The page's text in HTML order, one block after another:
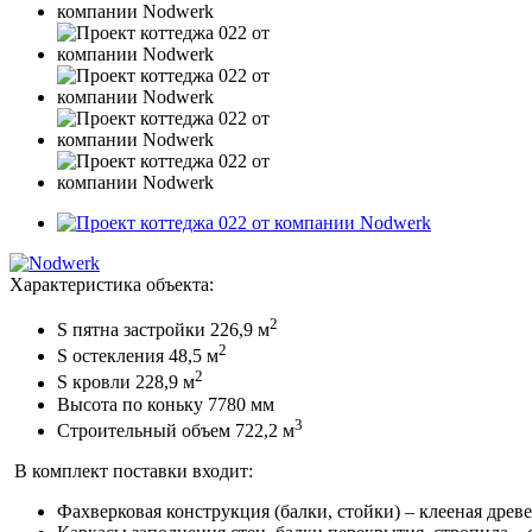
Характеристика объекта:
S пятна застройки 226,9 м2
S остекления 48,5 м2
S кровли 228,9 м2
Высота по коньку 7780 мм
Строительный объем 722,2 м3
В комплект поставки входит:
Фахверковая конструкция (балки, стойки) – клееная